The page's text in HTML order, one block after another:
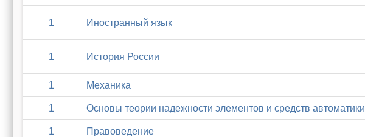
1 Иностранный язык
1 История России
1 Механика
1 Основы теории надежности элементов и средств автоматики
1 Правоведение